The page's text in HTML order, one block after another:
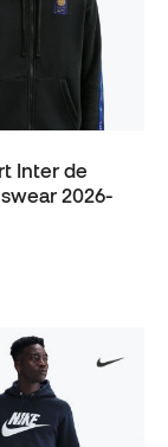
Inter de
2026-